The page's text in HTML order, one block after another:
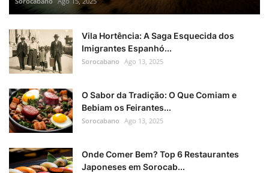
Vila Hortência: A Saga Esquecida dos
Imigrantes Espanhó...
Sorocabano Ago 13, 2025
O Sabor da Tradição: O Que Comiam e
Bebiam os Feirantes...
Sorocabano Ago 13, 2025
Onde Comer Bem? Top 6 Restaurantes
Japoneses em Sorocab...